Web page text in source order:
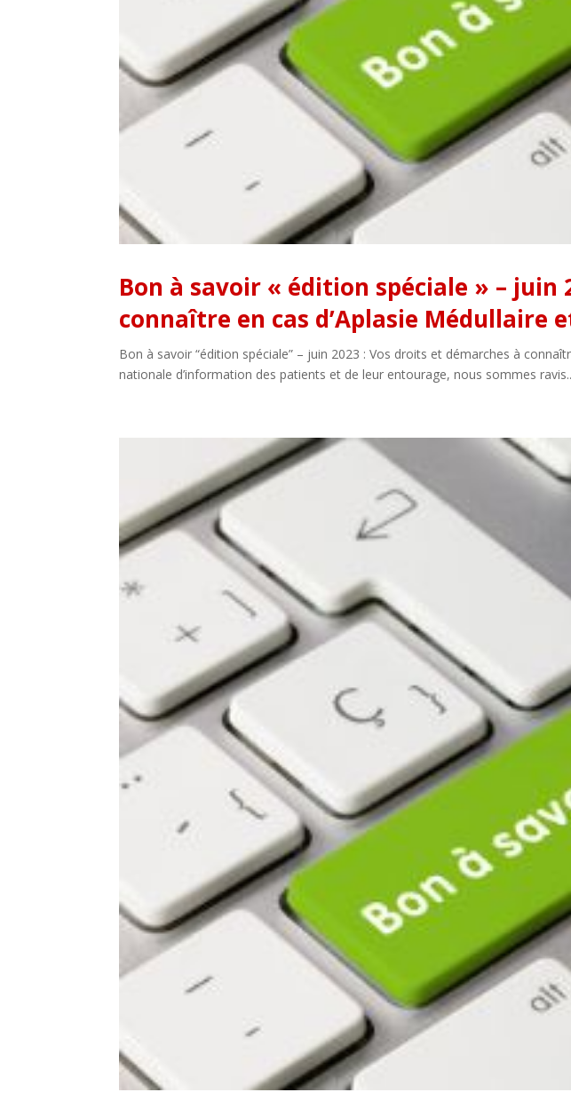
Bon à savoir « édition spéciale » – juin
connaître en cas d’Aplasie Médullaire
Bon à savoir “édition spéciale” – juin 2023 : Vos droits et démarches à
nationale d’information des patients et de leur entourage, nous sommes